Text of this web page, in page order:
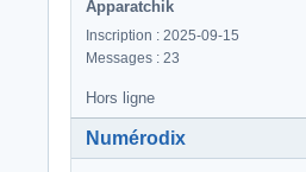
Apparatchik
Inscription : 2025-09-15
Messages : 23
Hors ligne
Numérodix